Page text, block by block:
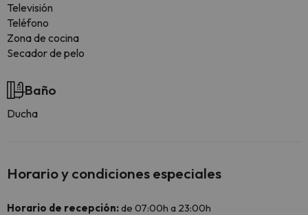
Televisión
Teléfono
Zona de cocina
Secador de pelo
Baño
Ducha
Horario y condiciones especiales
Horario de recepción:de 07:00h a 23:00h